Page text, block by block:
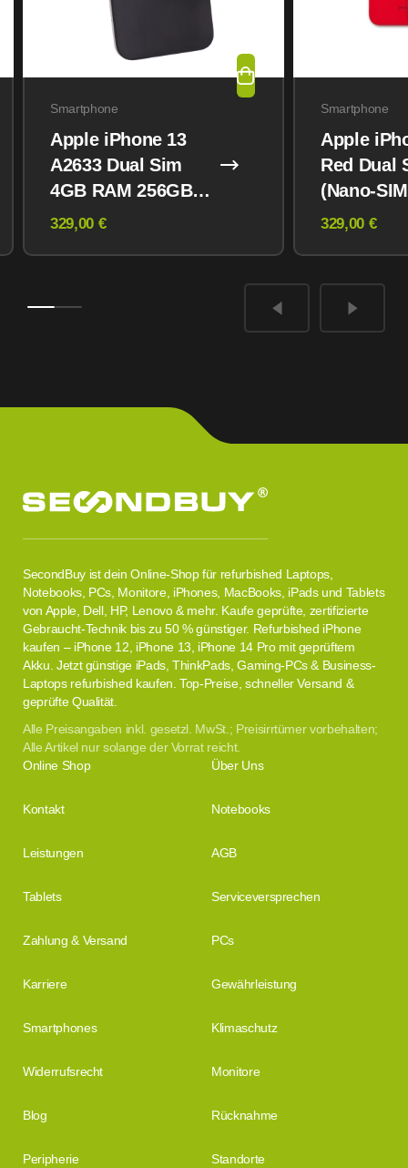
Smartphone
Apple iPhone 13
A2633 Dual Sim
4GB RAM 256GB
Midnight
329,00 €
Smartphone
Apple
Red Dual
(Nano-
eSIM)
329,00 €
SecondBuy ist dein Online-Shop für refurbished Laptops,
Notebooks, PCs, Monitore, iPhones, MacBooks, iPads und Tablets
von Apple, Dell, HP, Lenovo & mehr. Kaufe geprüfte, zertifizierte
Gebraucht-Technik bis zu 50 % günstiger. Refurbished iPhone
kaufen – iPhone 12, iPhone 13, iPhone 14 Pro mit geprüftem
Akku. Jetzt günstige iPads, ThinkPads, Gaming-PCs & Business-
Laptops refurbished kaufen. Top-Preise, schneller Versand &
geprüfte Qualität.
Alle Preisangaben inkl. gesetzl. MwSt.; Preisirrtümer vorbehalten;
Alle Artikel nur solange der Vorrat reicht.
Online Shop Über Uns
Kontakt Notebooks
Leistungen AGB
Tablets Serviceversprechen
Zahlung & Versand PCs
Karriere Gewährleistung
Smartphones Klimaschutz
Widerrufsrecht Monitore
Blog Rücknahme
Peripherie Standorte